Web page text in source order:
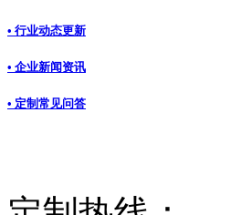
• 行业动态更新
• 企业新闻资讯
• 定制常见问答